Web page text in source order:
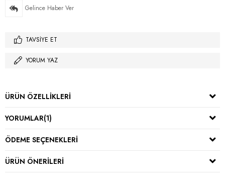
Gelince Haber Ver
TAVSIYE ET
YORUM YAZ
ÜRÜN ÖZELLIKLERI
YORUMLAR(1)
ÖDEME SEÇENEKLERI
ÜRÜN ÖNERILERI